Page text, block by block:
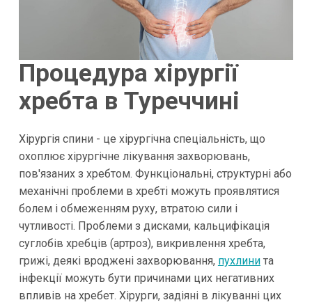
Процедура хірургії
хребта в Туреччині
Хірургія спини - це хірургічна спеціальність, що
охоплює хірургічне лікування захворювань,
пов'язаних з хребтом. Функціональні, структурні або
механічні проблеми в хребті можуть проявлятися
болем і обмеженням руху, втратою сили і
чутливості. Проблеми з дисками, кальцифікація
суглобів хребців (артроз), викривлення хребта,
грижі, деякі вроджені захворювання, пухлинита
інфекції можуть бути причинами цих негативних
впливів на хребет. Хірурги, задіяні в лікуванні цих